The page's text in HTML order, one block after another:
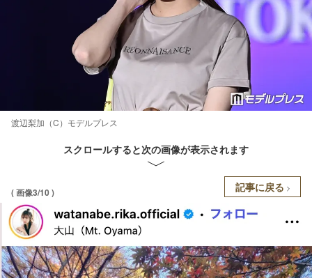
渡辺梨加（C）モデルプレス
スクロールすると次の画像が表示されます
( 画像3/10 ) 記事に戻る